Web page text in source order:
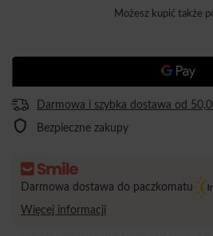
Możesz kupić także
Darmowa i szybka dostawa od
Bezpieczne zakupy
Darmowa dostawa do paczkomatu
Więcej informacji